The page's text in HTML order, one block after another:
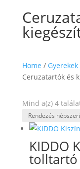
Home /
Ceruzatartók és
Mind a(z) 4
KIDDO
tolltartó